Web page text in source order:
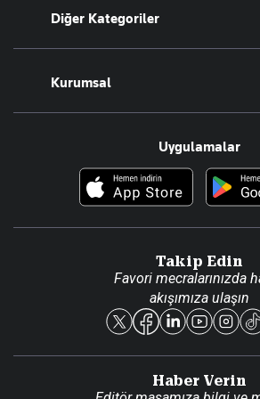
Tüm Yazarlar
Diğer Kategoriler
Magazin
Teknoloji
Resmî Ilanlar
Foto Haber
Kurumsal
Hakkımızda
Künye
Reklam Ver
Uygulamalar
Takip Edin
Favori mecralarınızda
akışımıza ulaşın
Haber Verin